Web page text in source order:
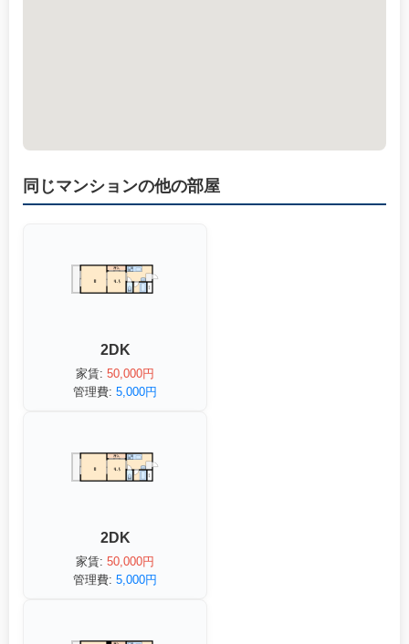
同じマンションの他の部屋
2DK
家賃: 50,000円
管理費: 5,000円
2DK
家賃: 50,000円
管理費: 5,000円